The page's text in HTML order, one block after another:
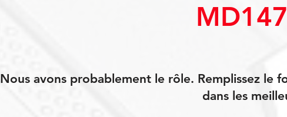
Nous avons probablement le rôle. Remplissez le
dans les